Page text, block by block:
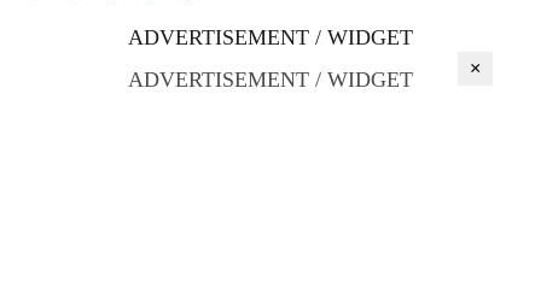
ADVERTISEMENT / WIDGET
ADVERTISEMENT / WIDGET
×